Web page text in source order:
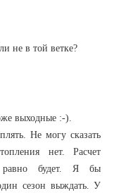
не в той ветке?
выходные :-).
Не могу сказать
нет. Расчет
равно будет. Я бы
сезон выждать. У